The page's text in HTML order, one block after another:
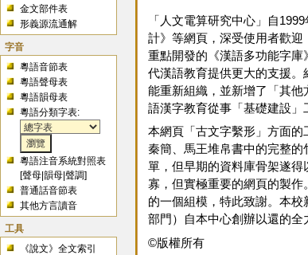
金文部件表
形義源流通解
字音
粵語音節表
粵語聲母表
粵語韻母表
粵語分類字表:
粵語注音系統對照表
[聲母 |韻母 |聲調]
普通話音節表
其他方言讀音
工具
《說文》全文索引
「人文電算研究中心」自
計》等網頁，深受使用者歡
重點開發的《漢語多功能字
代漢語教育提供更大的支援
能重新組織，並新增了「其
語漢字教育從事「基礎建設」
本網頁「古文字繫形」方面
秦簡、馬王堆帛書中的完整
單，但早期的資料庫骨架遂
寡，但實極重要的網頁的製
的一個組模，特此致謝。本
部門）自本中心創辦以還的全
©版權所有